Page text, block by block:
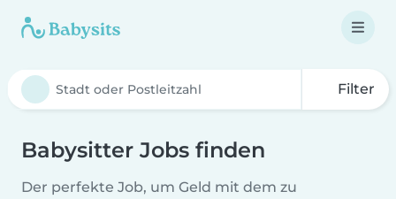
Filter
Babysitter Jobs finden
Der perfekte Job, um Geld mit dem zu